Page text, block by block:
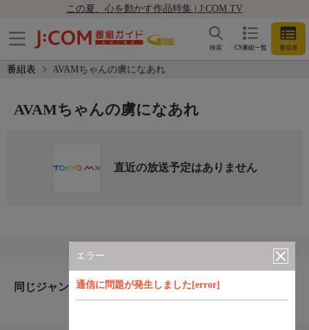
この夏、心を動かす作品特集 | J:COM TV
CS番組一覧 番組表
検索
番組表 AVAMちゃんの虜になあれ
エラー
通信に問題が発生しました[error]
AVAMちゃんの虜になあれ
直近の放送予定はありません
同じジャンルのおすすめ番組